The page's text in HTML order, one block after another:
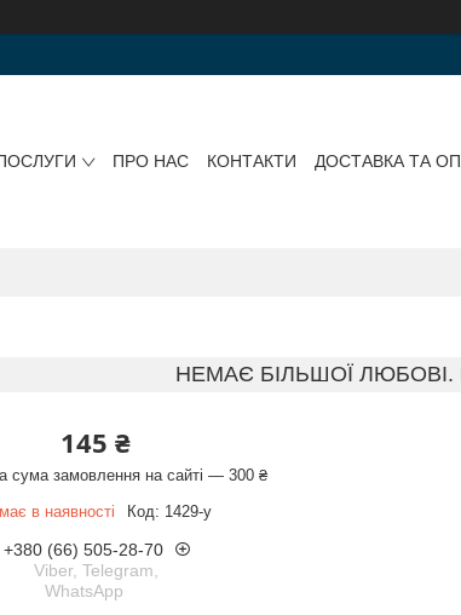
ПРО НАС КОНТАКТИ ДОСТАВКА ТА
НЕМАЄ БІЛЬШОЇ
145 ₴
сума замовлення на сайті — 300 ₴
в наявності
Код: 1429-у
+380 (66) 505-28-70
Viber, Telegram,
WhatsApp